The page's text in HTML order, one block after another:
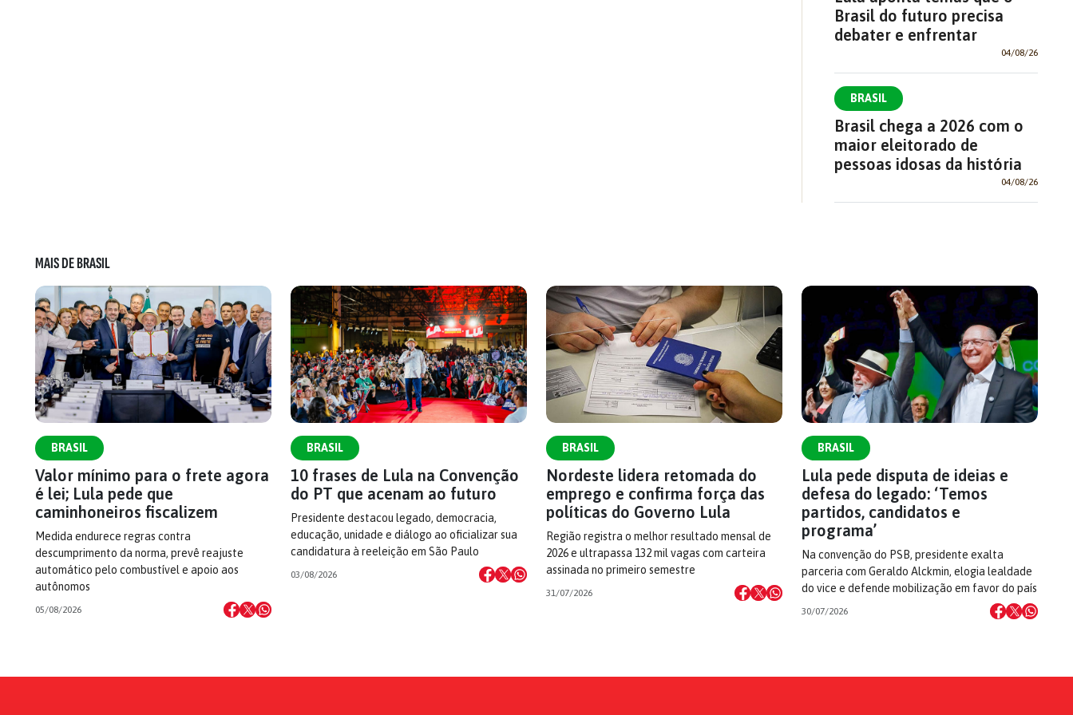
Brasil do futuro precisa
debater e enfrentar
04/08/26
BRASIL
Brasil chega a 2026 com o
maior eleitorado de
pessoas idosas da história
04/08/26
MAIS DE BRASIL
BRASIL
Valor mínimo para o frete agora
é lei; Lula pede que
caminhoneiros fiscalizem
Medida endurece regras contra
descumprimento da norma, prevê reajuste
automático pelo combustível e apoio aos
autônomos
05/08/2026
BRASIL
10 frases de Lula na Convenção
do PT que acenam ao futuro
Presidente destacou legado, democracia,
educação, unidade e diálogo ao oficializar sua
candidatura à reeleição em São Paulo
03/08/2026
BRASIL
Nordeste lidera retomada do
emprego e confirma força das
políticas do Governo Lula
Região registra o melhor resultado mensal de
2026 e ultrapassa 132 mil vagas com carteira
assinada no primeiro semestre
31/07/2026
BRASIL
Lula pede disputa de ideias e
defesa do legado: ‘Temos
partidos, candidatos e
programa’
Na convenção do PSB, presidente exalta
parceria com Geraldo Alckmin, elogia lealdade
do vice e defende mobilização em favor do país
30/07/2026